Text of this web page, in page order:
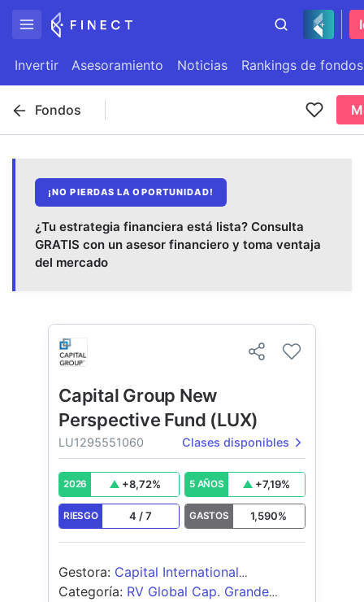
Invertir Asesoramiento Noticias Rankings de fondos
Fondos
¡NO PIERDAS LA OPORTUNIDAD!
¿Tu estrategia financiera está lista? Consulta
GRATIS con un asesor financiero y toma ventaja
del mercado
Capital Group New
Perspective Fund (LUX)
LU1295551060 Clases disponibles
2026 +8,72% 5 AÑOS +7,19%
RIESGO 4 /7 GASTOS 1,590%
Gestora: Capital International
Management Company Sàrl
Categoría: RV Global Cap. Grande